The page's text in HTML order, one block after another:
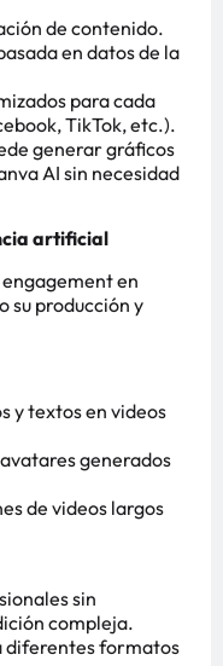
de contenido.
en datos de la
para cada
TikTok, etc.).
generar gráficos
AI sin necesidad
artificial
en
su producción y
y textos en videos
generados
de videos largos
sin
compleja.
diferentes formatos